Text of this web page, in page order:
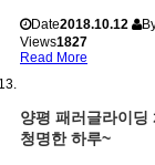
Date2018.10.12
Views1827
Read More
양평 패러글라이딩
청명한 하루~